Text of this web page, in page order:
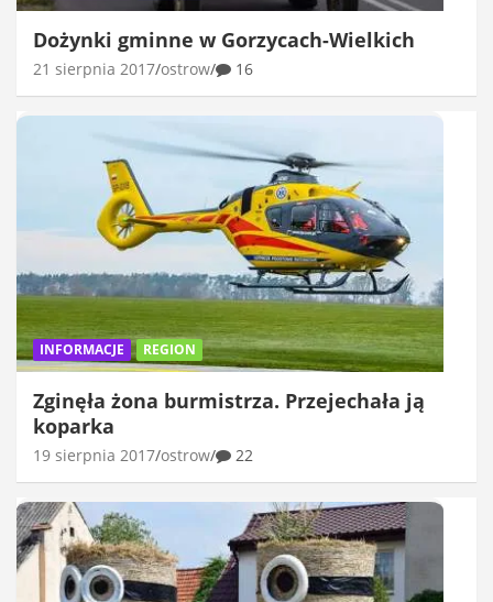
Dożynki gminne w Gorzycach-Wielkich
21 sierpnia 2017 ostrow 16
INFORMACJE REGION
Zginęła żona burmistrza. Przejechała ją
koparka
19 sierpnia 2017 ostrow 22